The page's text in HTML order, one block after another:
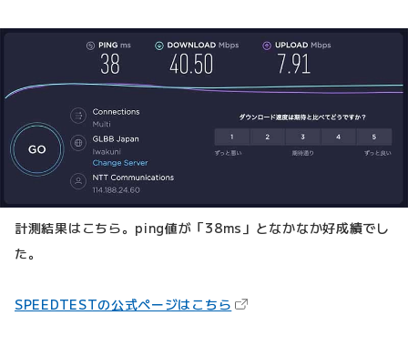
計測結果はこちら。ping値が「38ms」となかなか好成績でし
た。
SPEEDTESTの公式ページはこちら （新しいタブで開きます）